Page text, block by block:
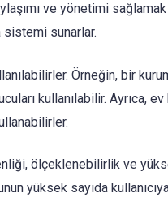
ve yönetimi
sunarlar.
Örneğin, bir
kullanılabilir. Ayrıca, ev
ölçeklenebilirlik ve
yüksek sayıda